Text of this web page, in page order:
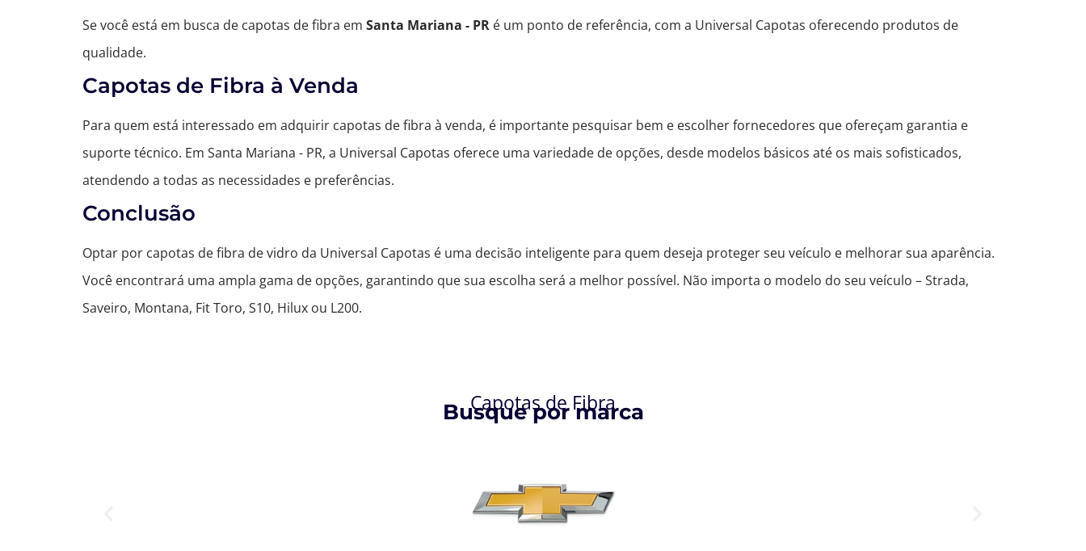
Se você está em busca de capotas de fibra em Santa Mariana - PR é um ponto de referência, com a Universal Capotas oferecendo produtos de
qualidade.
Capotas de Fibra à Venda
Para quem está interessado em adquirir capotas de fibra à venda, é importante pesquisar bem e escolher fornecedores que ofereçam garantia e
suporte técnico. Em Santa Mariana - PR, a Universal Capotas oferece uma variedade de opções, desde modelos básicos até os mais sofisticados,
atendendo a todas as necessidades e preferências.
Conclusão
Optar por capotas de fibra de vidro da Universal Capotas é uma decisão inteligente para quem deseja proteger seu veículo e melhorar sua aparência.
Você encontrará uma ampla gama de opções, garantindo que sua escolha será a melhor possível. Não importa o modelo do seu veículo – Strada,
Saveiro, Montana, Fit Toro, S10, Hilux ou L200.
Capotas de Fibra
Busque por marca